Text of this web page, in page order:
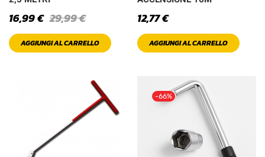
XXL
29,99€
16,99€
AGGIUNGI AL CARRELLO
12,77€
AGGIUNGI AL CARRELLO
-66%